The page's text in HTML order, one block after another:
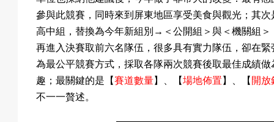
參與此競賽，同時來到屏東地區享受美食與觀光 ；其次
高中組，替換為今年新組別→ ＜公開組＞與＜機關組＞
再進入決賽取前六名隊伍，很多具有實力隊伍，卻在
為最公平競賽方式，採取各隊兩次競賽後取最佳成績
趣 ；最關鍵的是 【賽道數量】 、 【場地佈置】 、【開放
不一一贅述。